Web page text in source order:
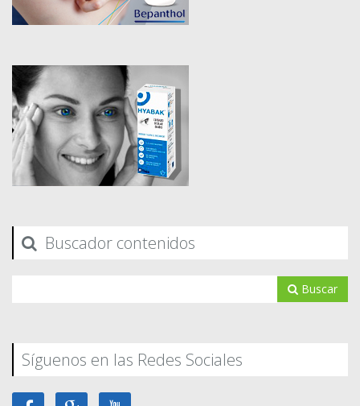
Buscador contenidos
Buscar
Síguenos en las Redes Sociales